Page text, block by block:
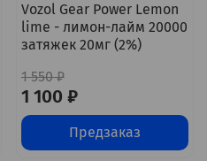
Vozol Gear Power Lemon
lime - лимон-лайм 20000
затяжек 20мг (2%)
1 550 ₽
1 100 ₽
Предзаказ